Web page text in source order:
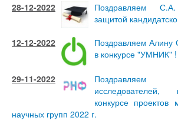
28-12-2022
Поздравляем
защитой
12-12-2022
Поздравляем Алину
в конкурсе "УМНИК" !
29-11-2022
Поздравляем
конкурсе проектов
научных групп 2022 г.